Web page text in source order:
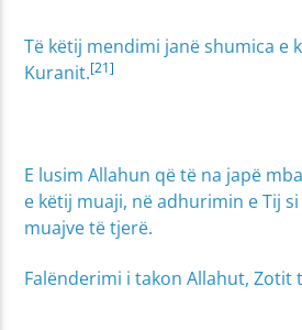
Të këtij mendimi janë shumica e
Kuranit.[21]
E lusim Allahun që të na japë
e këtij muaji, në adhurimin e Tij
muajve të tjerë.
Falënderimi i takon Allahut, Zotit